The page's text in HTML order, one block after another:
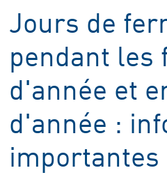
Jours de
pendant les
d'année et
d'année :
importantes